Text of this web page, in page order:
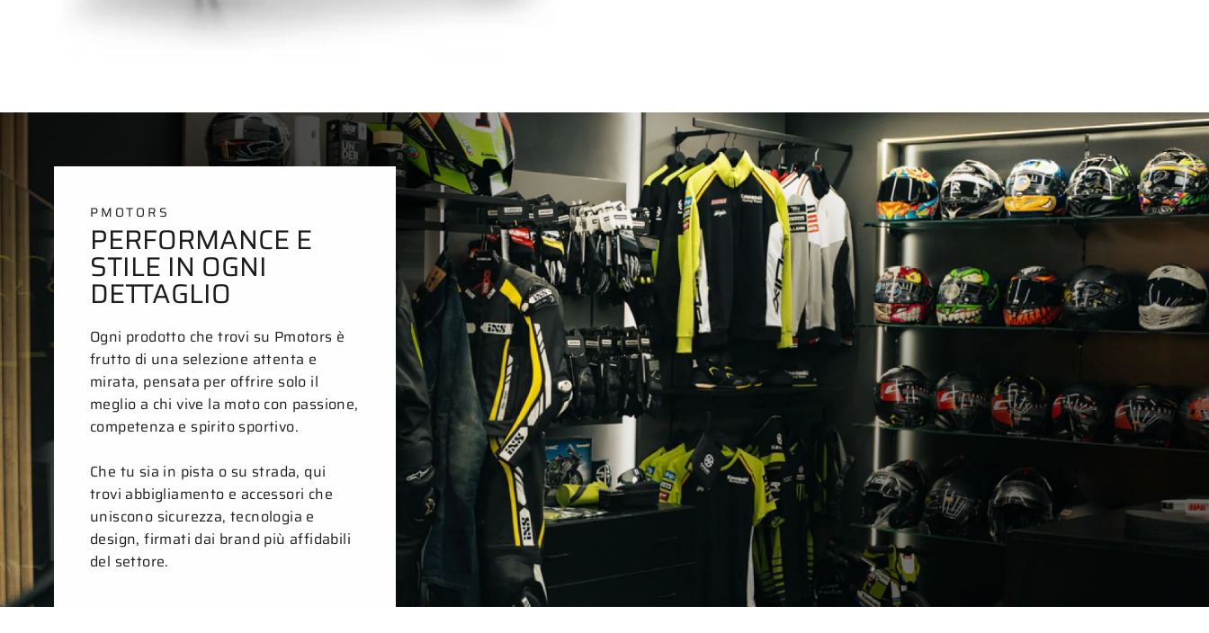
PMOTORS
PERFORMANCE E
STILE IN OGNI
DETTAGLIO
Ogni prodotto che trovi su Pmotors è
frutto di una selezione attenta e
mirata, pensata per offrire solo il
meglio a chi vive la moto con passione,
competenza e spirito sportivo.
Che tu sia in pista o su strada, qui
trovi abbigliamento e accessori che
uniscono sicurezza, tecnologia e
design, firmati dai brand più affidabili
del settore.